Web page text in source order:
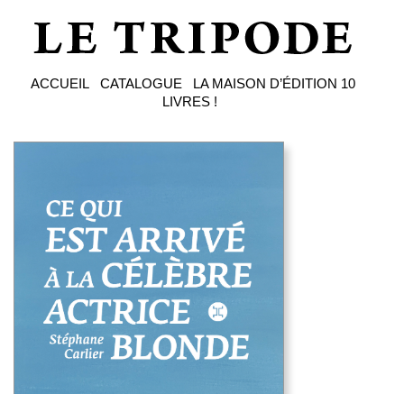
ACCUEIL CATALOGUE LA MAISON D’ÉDITION 10
LIVRES !